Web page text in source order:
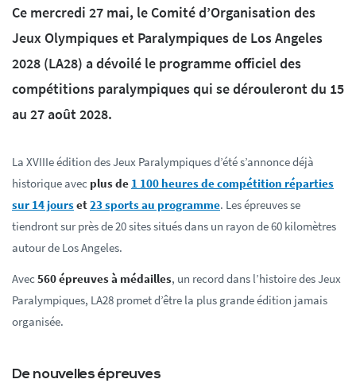
Ce mercredi 27 mai, le Comité d’Organisation des
Jeux Olympiques et Paralympiques de Los Angeles
2028 (LA28) a dévoilé le programme officiel des
compétitions paralympiques qui se dérouleront du 15
au 27 août 2028.
La XVIIIe édition des Jeux Paralympiques d’été s’annonce déjà
historique avec plus de 1 100 heures de compétition réparties
sur 14 jourset23 sports au programme. Les épreuves se
tiendront sur près de 20 sites situés dans un rayon de 60 kilomètres
autour de Los Angeles.
Avec 560 épreuves à médailles, un record dans l’histoire des Jeux
Paralympiques, LA28 promet d’être la plus grande édition jamais
organisée.
De nouvelles épreuves